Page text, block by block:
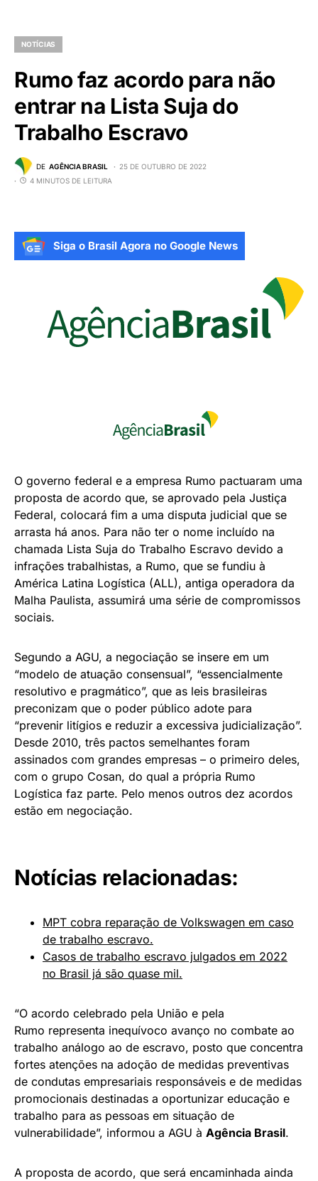
NOTÍCIAS
Rumo faz acordo para não
entrar na Lista Suja do
Trabalho Escravo
DE AGÊNCIA BRASIL
25 DE OUTUBRO DE 2022
4 MINUTOS DE LEITURA
Siga o Brasil Agora no Google News
O governo federal e a empresa Rumo pactuaram uma
proposta de acordo que, se aprovado pela Justiça
Federal, colocará fim a uma disputa judicial que se
arrasta há anos. Para não ter o nome incluído na
chamada Lista Suja do Trabalho Escravo devido a
infrações trabalhistas, a Rumo, que se fundiu à
América Latina Logística (ALL), antiga operadora da
Malha Paulista, assumirá uma série de compromissos
sociais.
Segundo a AGU, a negociação se insere em um
“modelo de atuação consensual”, “essencialmente
resolutivo e pragmático”, que as leis brasileiras
preconizam que o poder público adote para
“prevenir litígios e reduzir a excessiva judicialização”.
Desde 2010, três pactos semelhantes foram
assinados com grandes empresas – o primeiro deles,
com o grupo Cosan, do qual a própria Rumo
Logística faz parte. Pelo menos outros dez acordos
estão em negociação.
Notícias relacionadas:
MPT cobra reparação de Volkswagen em caso
de trabalho escravo.
Casos de trabalho escravo julgados em 2022
no Brasil já são quase mil.
“O acordo celebrado pela União e pela
Rumo representa inequívoco avanço no combate ao
trabalho análogo ao de escravo, posto que concentra
fortes atenções na adoção de medidas preventivas
de condutas empresariais responsáveis e de medidas
promocionais destinadas a oportunizar educação e
trabalho para as pessoas em situação de
vulnerabilidade”, informou a AGU à Agência Brasil.
A proposta de acordo, que será encaminhada ainda